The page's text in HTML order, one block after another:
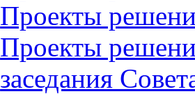
Проекты
Проекты
заседания